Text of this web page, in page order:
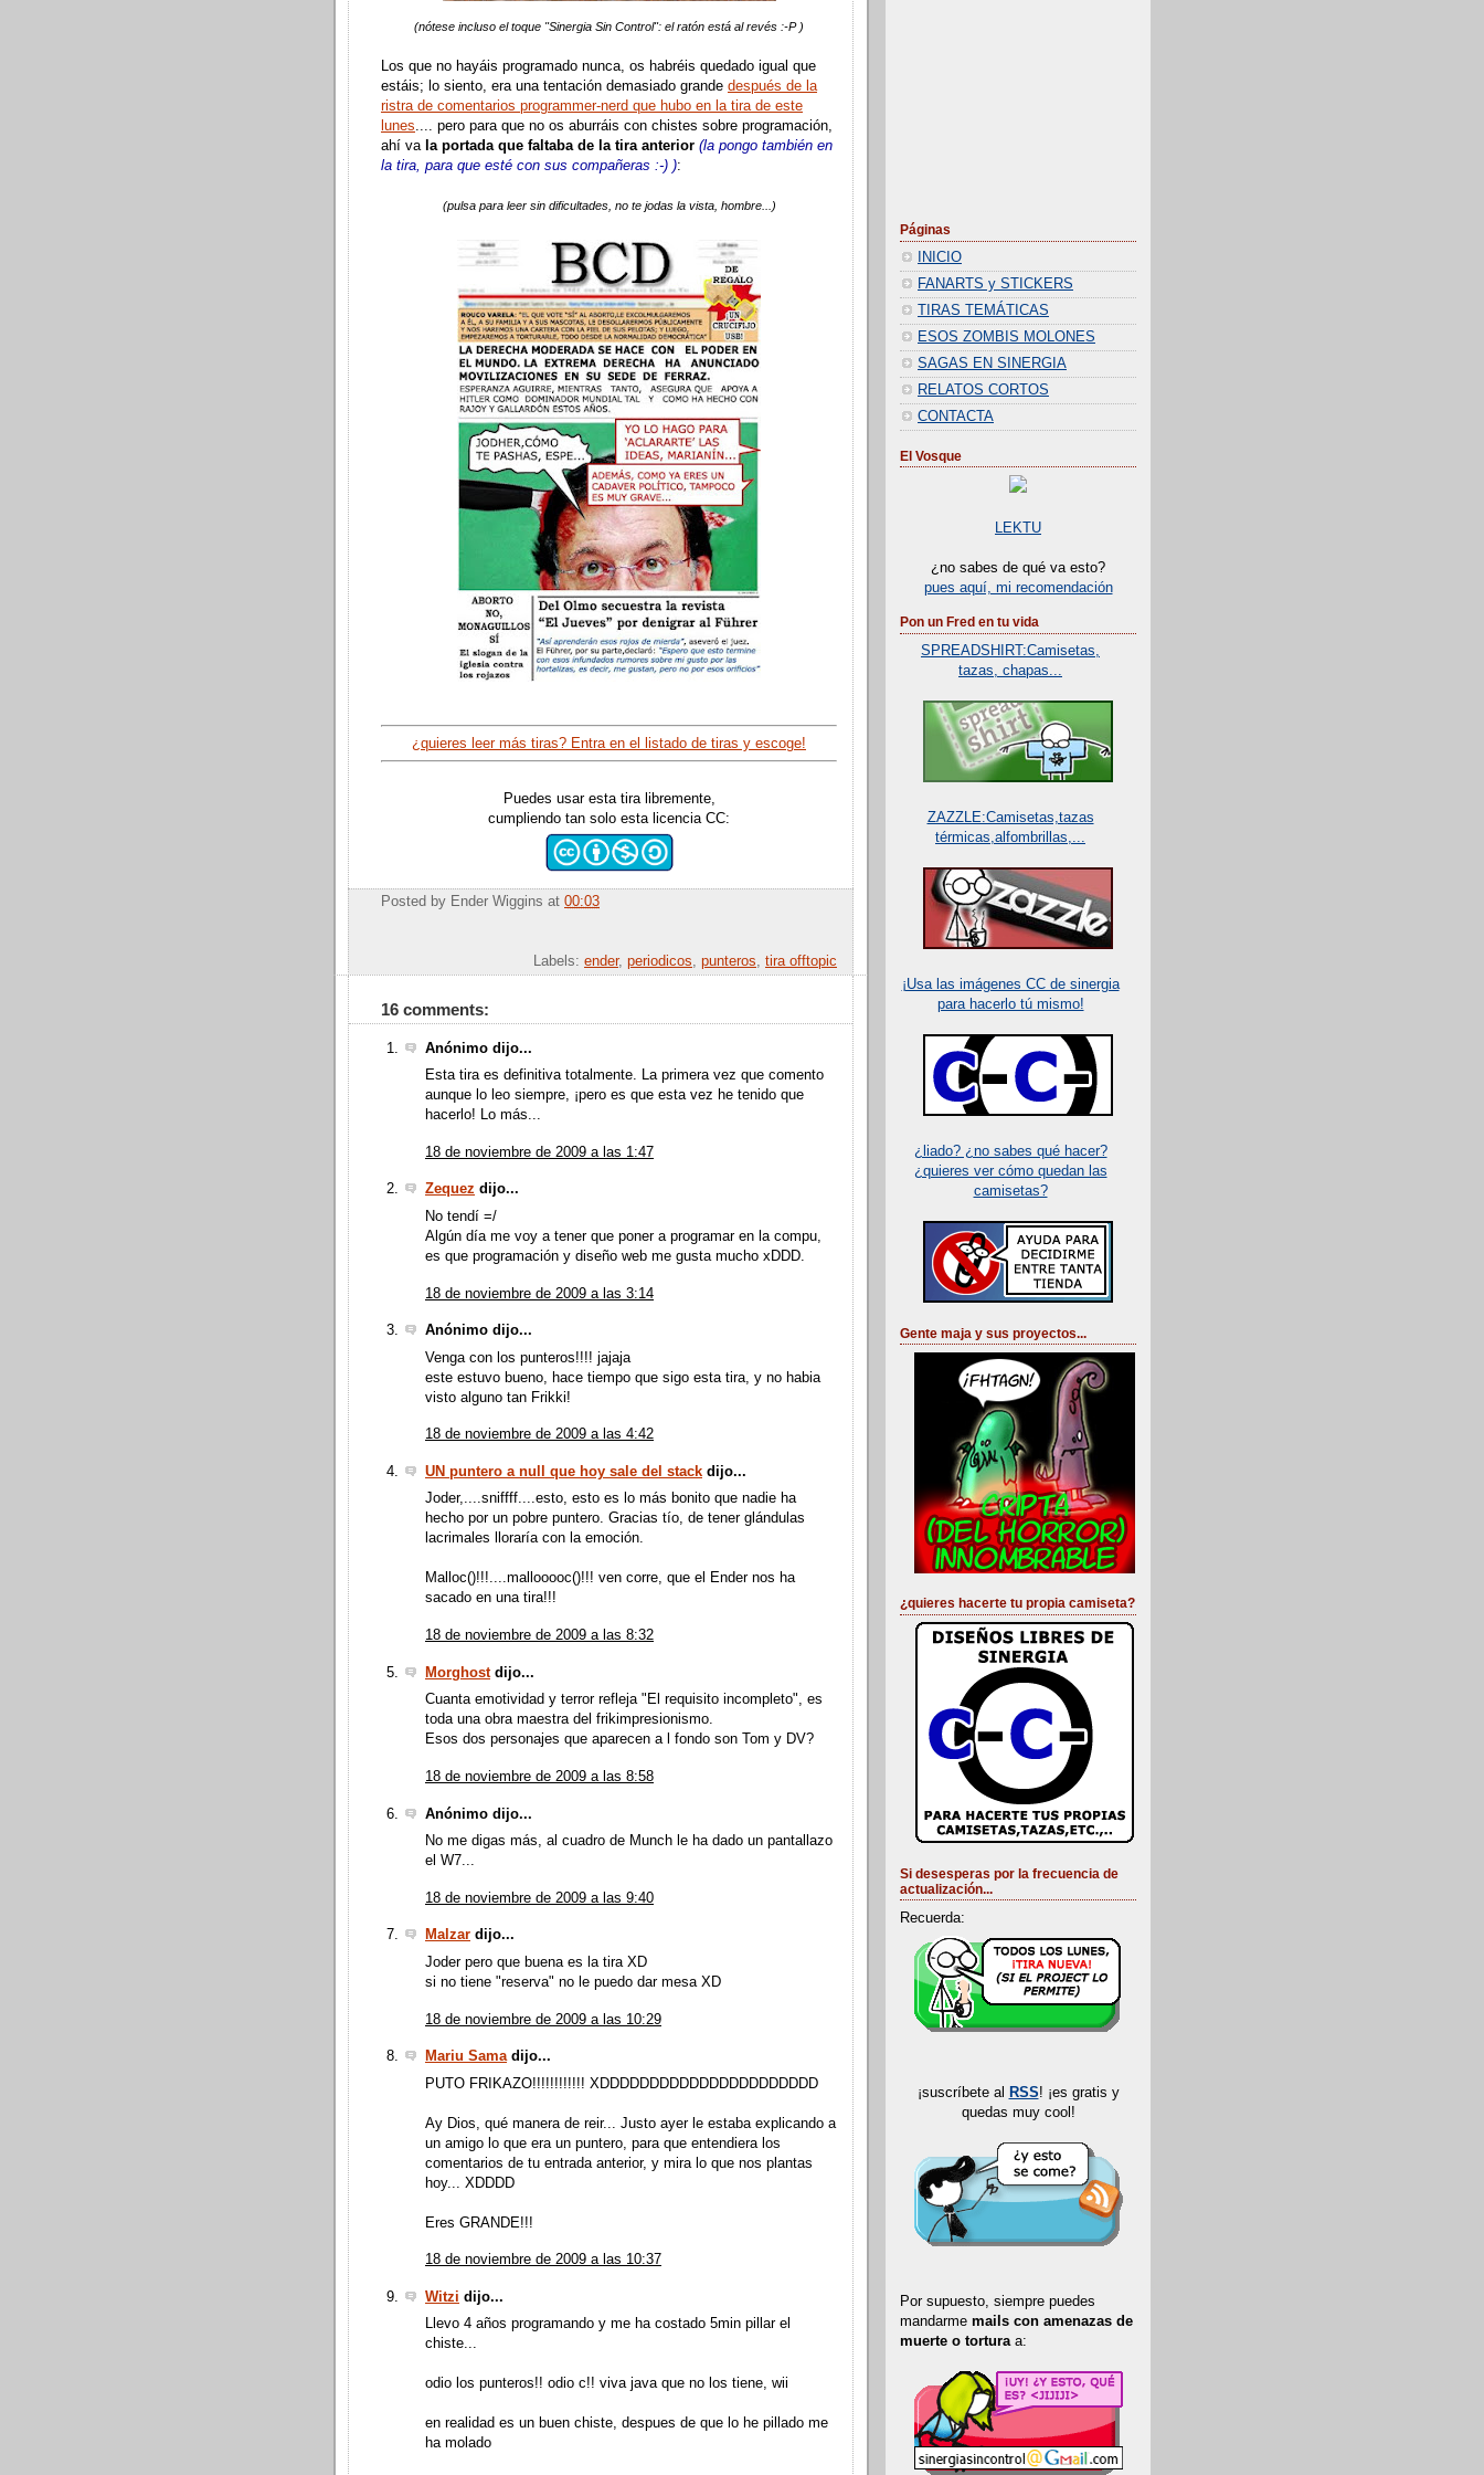
(nótese incluso el toque "Sinergia Sin Control": el ratón está al revés :-P )
Los que no hayáis programado nunca, os habréis quedado igual que
estáis; lo siento, era una tentación demasiado grande después de la
ristra de comentarios programmer-nerd que hubo en la tira de este
lunes.... pero para que no os aburráis con chistes sobre programación,
ahí vala portada que faltaba de la tira anterior (la pongo también en
la tira, para que esté con sus compañeras :-) ):
(pulsa para leer sin dificultades, no te jodas la vista, hombre...)
¿quieres leer más tiras? Entra en el listado de tiras y escoge!
Puedes usar esta tira libremente,
cumpliendo tan solo esta licencia CC:
Posted by Ender Wiggins at 00:03
Labels: ender, periodicos, punteros, tira offtopic
16 comments:
Anónimo dijo...
Esta tira es definitiva totalmente. La primera vez que comento
aunque lo leo siempre, ¡pero es que esta vez he tenido que
hacerlo! Lo más...
18 de noviembre de 2009 a las 1:47
Zequez dijo...
No tendí =/
Algún día me voy a tener que poner a programar en la compu,
es que programación y diseño web me gusta mucho xDDD.
18 de noviembre de 2009 a las 3:14
Anónimo dijo...
Venga con los punteros!!!! jajaja
este estuvo bueno, hace tiempo que sigo esta tira, y no habia
visto alguno tan Frikki!
18 de noviembre de 2009 a las 4:42
UN puntero a null que hoy sale del stack dijo...
Joder,....sniffff....esto, esto es lo más bonito que nadie ha
hecho por un pobre puntero. Gracias tío, de tener glándulas
lacrimales lloraría con la emoción.
Malloc()!!!....mallooooc()!!! ven corre, que el Ender nos ha
sacado en una tira!!!
18 de noviembre de 2009 a las 8:32
Morghostdijo...
Cuanta emotividad y terror refleja "El requisito incompleto", es
toda una obra maestra del frikimpresionismo.
Esos dos personajes que aparecen a l fondo son Tom y DV?
18 de noviembre de 2009 a las 8:58
Anónimo dijo...
No me digas más, al cuadro de Munch le ha dado un pantallazo
el W7...
18 de noviembre de 2009 a las 9:40
Malzar dijo...
Joder pero que buena es la tira XD
si no tiene "reserva" no le puedo dar mesa XD
18 de noviembre de 2009 a las 10:29
Mariu Samadijo...
PUTO FRIKAZO!!!!!!!!!!!! XDDDDDDDDDDDDDDDDDDDDDD
Ay Dios, qué manera de reir... Justo ayer le estaba explicando a
un amigo lo que era un puntero, para que entendiera los
comentarios de tu entrada anterior, y mira lo que nos plantas
hoy... XDDDD
Eres GRANDE!!!
18 de noviembre de 2009 a las 10:37
Witzi dijo...
Llevo 4 años programando y me ha costado 5min pillar el
chiste...
odio los punteros!! odio c!! viva java que no los tiene, wii
en realidad es un buen chiste, despues de que lo he pillado me
ha molado
Páginas
INICIO
FANARTS y STICKERS
TIRAS TEMÁTICAS
ESOS ZOMBIS MOLONES
SAGAS EN SINERGIA
RELATOS CORTOS
CONTACTA
El Vosque
LEKTU
¿no sabes de qué va esto?
pues aquí, mi recomendación
Pon un Fred en tu vida
SPREADSHIRT:Camisetas,
tazas, chapas...
ZAZZLE:Camisetas,tazas
térmicas,alfombrillas,...
¡Usa las imágenes CC de sinergia
para hacerlo tú mismo!
¿liado? ¿no sabes qué hacer?
¿quieres ver cómo quedan las
camisetas?
Gente maja y sus proyectos...
¿quieres hacerte tu propia camiseta?
Si desesperas por la frecuencia de
actualización...
Recuerda:
¡suscríbete al RSS! ¡es gratis y
quedas muy cool!
Por supuesto, siempre puedes
mandarme mails con amenazas de
muerte o tortura a: